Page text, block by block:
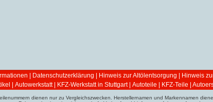
Datenschutzerklärung Hinweis zur Altölentsorgung Hinweis
Autowerkstatt | KFZ-Werkstatt in Stuttgart| Autoteile | KFZ-Teile |
dienen nur zu Vergleichszwecken. Herstellernamen und Markennamen